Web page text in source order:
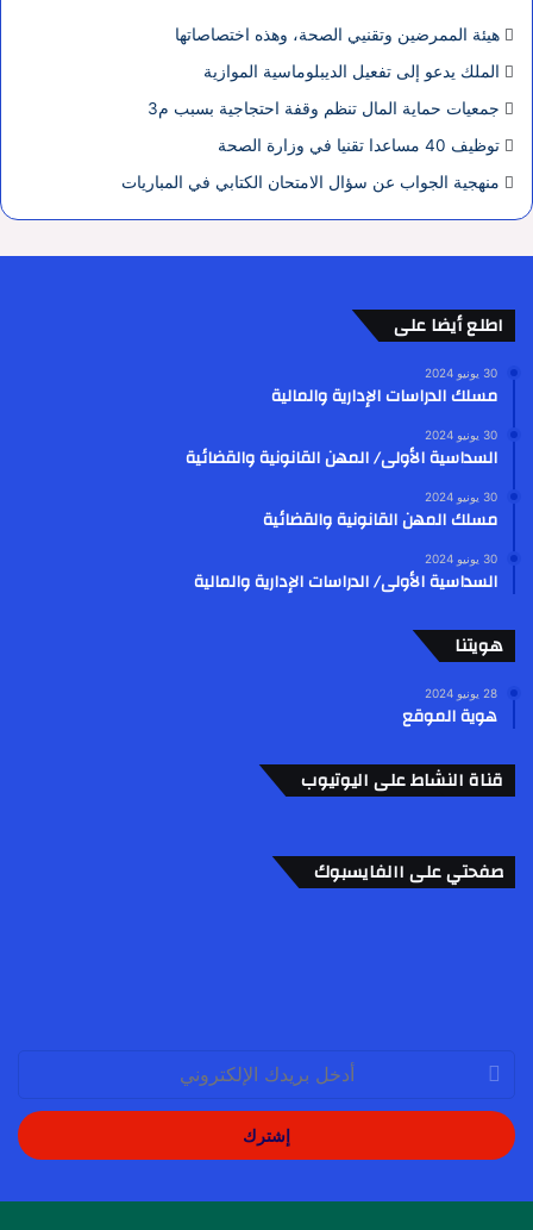
هيئة الممرضين وتقنيي الصحة، وهذه اختصاصاتها
الملك يدعو إلى تفعيل الديبلوماسية الموازية
جمعيات حماية المال تنظم وقفة احتجاجية بسبب م3
توظيف 40 مساعدا تقنيا في وزارة الصحة
منهجية الجواب عن سؤال الامتحان الكتابي في المباريات
اطلع أيضا على
30 يونيو 2024
مسلك الدراسات الإدارية والمالية
30 يونيو 2024
السداسية الأولى/ المهن القانونية والقضائية
30 يونيو 2024
مسلك المهن القانونية والقضائية
30 يونيو 2024
السداسية الأولى/ الدراسات الإدارية والمالية
هويتنا
28 يونيو 2024
هوية الموقع
قناة النشاط على اليوتيوب
صفحتي على االفايسبوك
بريدك
الإلكتروني